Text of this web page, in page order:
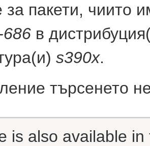
за пакети, чиито
в
s390x.
търсенето
is also available